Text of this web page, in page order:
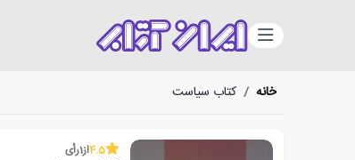
دسته‌بندی
خانه / کتاب سیاست
4.5از1رأی